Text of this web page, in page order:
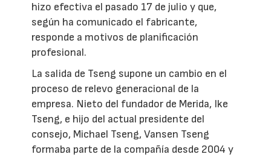
hizo efectiva el pasado 17 de julio y que,
según ha comunicado el fabricante,
responde a motivos de planificación
profesional.
La salida de Tseng supone un cambio en el
proceso de relevo generacional de la
empresa. Nieto del fundador de Merida, Ike
Tseng, e hijo del actual presidente del
consejo, Michael Tseng, Vansen Tseng
formaba parte de la compañía desde 2004 y